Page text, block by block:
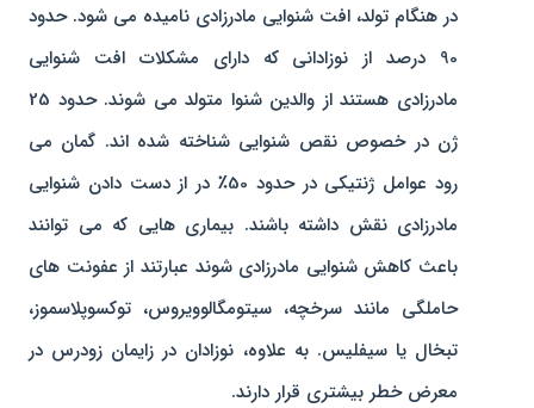
در هنگام تولد، افت شنوایی مادرزادی نامیده می شود. حدود
90 درصد از نوزادانی که دارای مشکلات افت شنوایی
مادرزادی هستند از والدین شنوا متولد می شوند. حدود 25
ژن در خصوص نقص شنوایی شناخته شده اند. گمان می
رود عوامل ژنتیکی در حدود 50٪ در از دست دادن شنوایی
مادرزادی نقش داشته باشند. بیماری هایی که می توانند
باعث کاهش شنوایی مادرزادی شوند عبارتند از عفونت های
حاملگی مانند سرخچه، سیتومگالوویروس، توکسوپلاسموز،
تبخال یا سیفلیس. به علاوه، نوزادان در زایمان زودرس در
معرض خطر بیشتری قرار دارند.